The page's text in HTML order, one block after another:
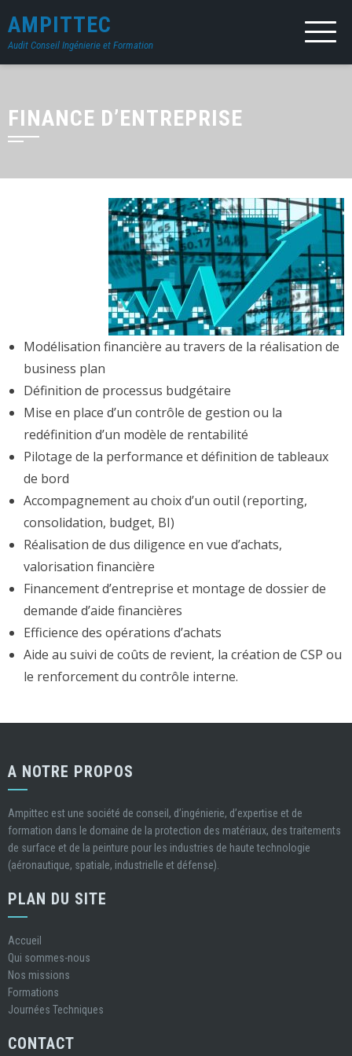
AMPITTEC
Audit Conseil Ingénierie et Formation
FINANCE D’ENTREPRISE
Modélisation financière au travers de la réalisation de
business plan
Définition de processus budgétaire
Mise en place d’un contrôle de gestion ou la
redéfinition d’un modèle de rentabilité
Pilotage de la performance et définition de tableaux
de bord
Accompagnement au choix d’un outil (reporting,
consolidation, budget, BI)
Réalisation de dus diligence en vue d’achats,
valorisation financière
Financement d’entreprise et montage de dossier de
demande d’aide financières
Efficience des opérations d’achats
Aide au suivi de coûts de revient, la création de CSP ou
le renforcement du contrôle interne.
A NOTRE PROPOS
Ampittec est une société de conseil, d’ingénierie, d’expertise et de
formation dans le domaine de la protection des matériaux, des traitements
de surface et de la peinture pour les industries de haute technologie
(aéronautique, spatiale, industrielle et défense).
PLAN DU SITE
Accueil
Qui sommes-nous
Nos missions
Formations
Journées Techniques
CONTACT